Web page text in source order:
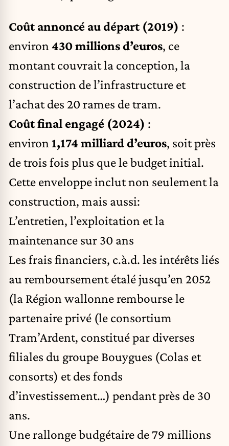
Coût annoncé au départ (2019) :
environ 430 millions d’euros, ce
montant couvrait la conception, la
construction de l’infrastructure et
l’achat des 20 rames de tram.
Coût final engagé (2024) :
environ 1,174 milliard d’euros, soit près
de trois fois plus que le budget initial.
Cette enveloppe inclut non seulement la
construction, mais aussi:
L’entretien, l’exploitation et la
maintenance sur 30 ans
Les frais financiers, c.à.d. les intérêts liés
au remboursement étalé jusqu’en 2052
(la Région wallonne rembourse le
partenaire privé (le consortium
Tram’Ardent, constitué par diverses
filiales du groupe Bouygues (Colas et
consorts) et des fonds
d’investissement…) pendant près de 30
ans.
Une rallonge budgétaire de 79 millions